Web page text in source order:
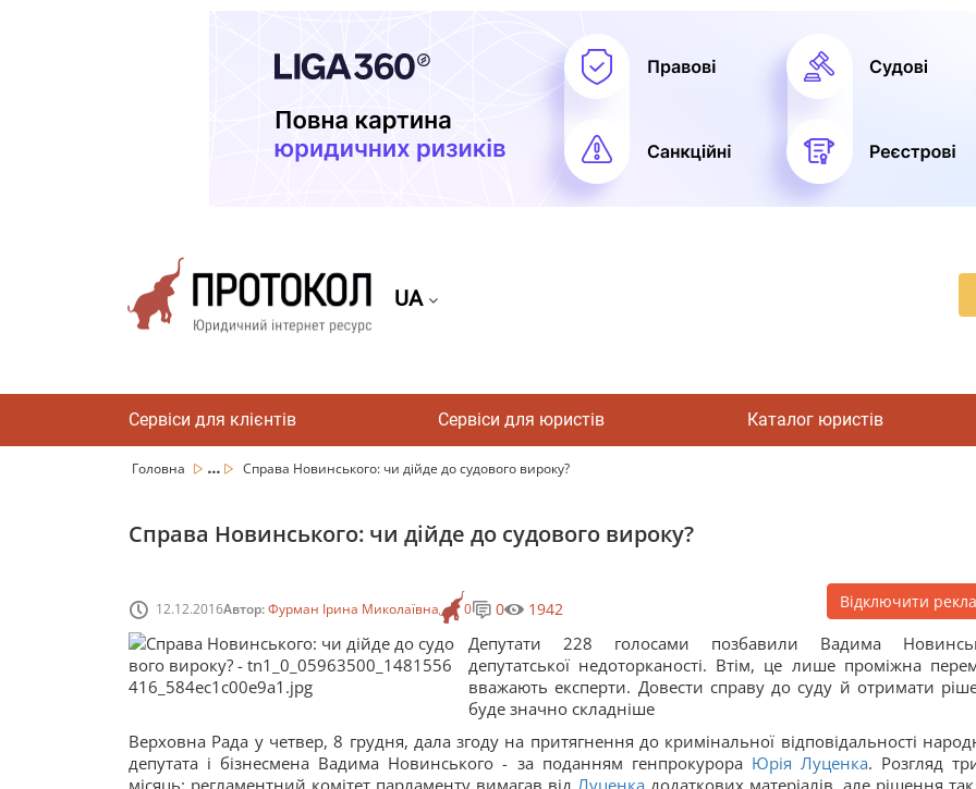
UA
Сервіси для клієнтів Сервіси для юристів Каталог юристів
Головна ... Справа Новинського: чи дійде до судового вироку?
Справа Новинського: чи дійде до судового вироку?
12.12.2016Автор:Фурман Ірина Миколаївна 0 0 1942 Відключити
Депутати 228 голосами позбавили Вадима
депутатської недоторканості. Втім, це лише проміжна
вважають експерти. Довести справу до суду й отримати
буде значно складніше
Верховна Рада у четвер, 8 грудня, дала згоду на притягнення до кримінальної відповідальності
депутата і бізнесмена Вадима Новинського - за поданням генпрокурора Юрія Луценка. Розгляд
місяць: регламентний комітет парламенту вимагав від Луценка додаткових матеріалів, але рішення